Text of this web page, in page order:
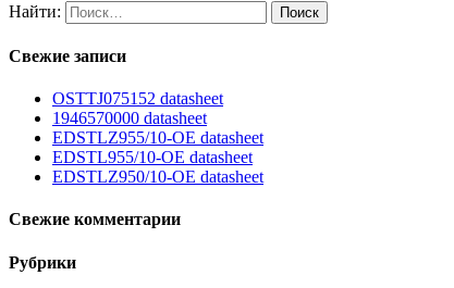
Найти:
Свежие записи
OSTTJ075152 datasheet
1946570000 datasheet
EDSTLZ955/10-OE datasheet
EDSTL955/10-OE datasheet
EDSTLZ950/10-OE datasheet
Свежие комментарии
Рубрики